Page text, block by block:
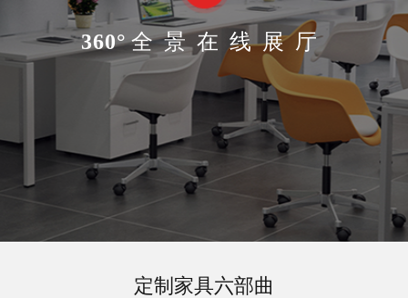
360°全景在线展厅
定制家具六部曲